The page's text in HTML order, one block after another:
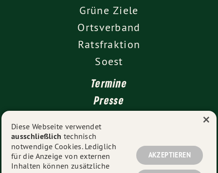
Grüne Ziele
Ortsverband
Ratsfraktion
Soest
Termine
Presse
Impressum
Datenschutz
Diese Webseite verwendet
ausschließlich technisch
notwendige Cookies. Lediglich
für die Anzeige von externen
Inhalten können zusätzliche
AKZEPTIEREN
×